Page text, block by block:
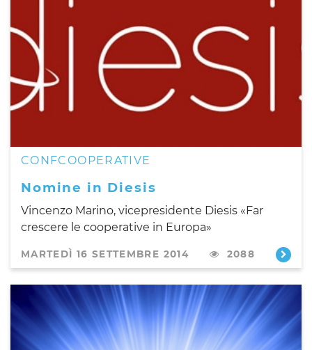
CONFCOOPERATIVE
Nomine in Diesis
Vincenzo Marino, vicepresidente Diesis «Far
crescere le cooperative in Europa»
MARTEDÌ 16 SETTEMBRE 2014 2088